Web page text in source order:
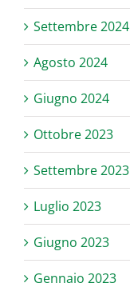
Settembre 2024
Agosto 2024
Giugno 2024
Ottobre 2023
Settembre 2023
Luglio 2023
Giugno 2023
Gennaio 2023